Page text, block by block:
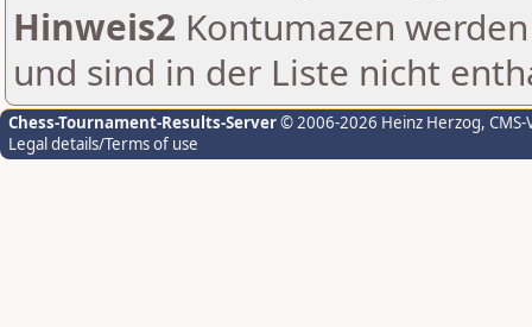
Hinweis2 Kontumazen
und sind in der Liste nicht
Chess-Tournament-Results-Server© 2006-2026 Heinz Herzog,
Legal details/Terms of use